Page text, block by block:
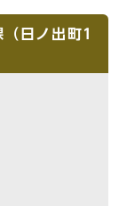
日ノ出町1